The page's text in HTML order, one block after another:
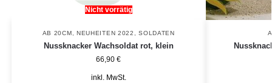
Nicht vorrätig
AB 20CM NEUHEITEN 2022 ,SOLDATEN
Nussknacker Wachsoldat rot, klein
66,90€
inkl. MwSt.